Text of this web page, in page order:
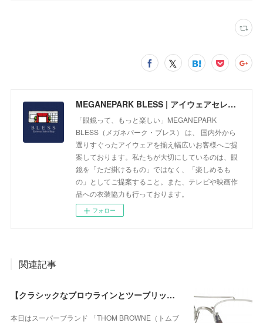
MEGANEPARK BLESS | アイウェアセレクトショップ
「眼鏡って、もっと楽しい」MEGANEPARK
BLESS（メガネパーク・ブレス） は、 国内外から
選りすぐったアイウェアを揃え幅広いお客様へご提
案しております。私たちが大切にしているのは、眼
鏡を「ただ掛けるもの」ではなく、「楽しめるも
の」としてご提案すること。また、テレビや映画作
品への衣装協力も行っております。
フォロー
関連記事
【クラシックなブロウラインとツーブリッジが際立つ、知的で洗練された新作のチタンフレーム】THOM BROWNE（トムブラウン） UEO960A-045-53が入荷！
本日はスーパーブランド 「THOM BROWNE（トムブ